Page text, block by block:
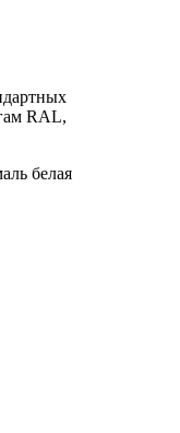
RAL,